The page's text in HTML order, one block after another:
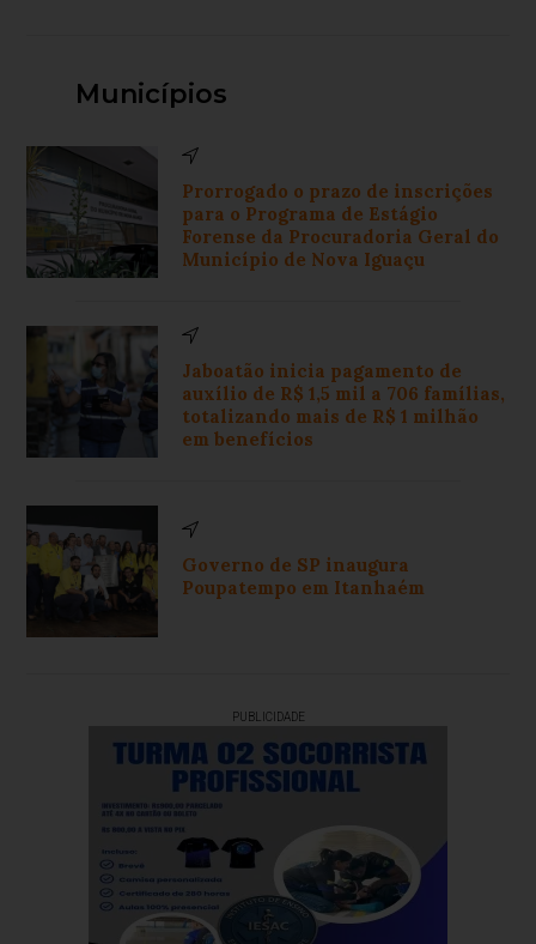
Municípios
Prorrogado o prazo de inscrições
para o Programa de Estágio
Forense da Procuradoria Geral do
Município de Nova Iguaçu
Jaboatão inicia pagamento de
auxílio de R$ 1,5 mil a 706 famílias,
totalizando mais de R$ 1 milhão
em benefícios
Governo de SP inaugura
Poupatempo em Itanhaém
PUBLICIDADE